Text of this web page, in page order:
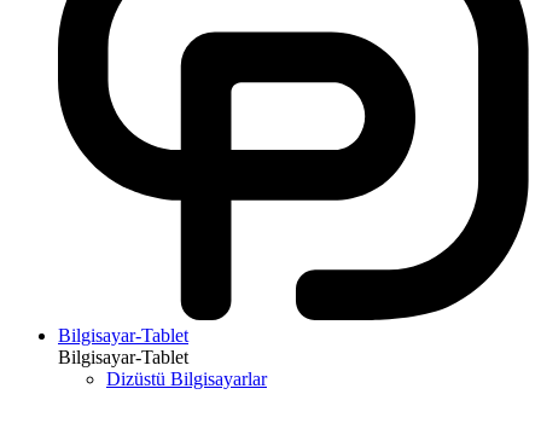
Bilgisayar-Tablet
Bilgisayar-Tablet
Dizüstü Bilgisayarlar